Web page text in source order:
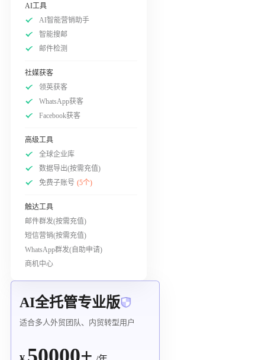
AI工具
AI智能营销助手
智能搜邮
邮件检测
社媒获客
领英获客
WhatsApp获客
Facebook获客
高级工具
全球企业库
数据导出(按需充值)
免费子账号 (5个)
触达工具
邮件群发(按需充值)
短信营销(按需充值)
WhatsApp群发(自助申请)
商机中心
AI全托管专业版
适合多人外贸团队、内贸转型用户